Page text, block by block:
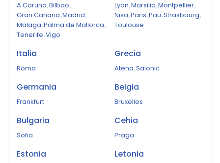
A Coruna,Bilbao,
Gran Canaria,Madrid,
Malaga,Palma de Mallorca,
Tenerife,Vigo
Lyon,Marsilia,Montpellier,
Nisa,Paris,Pau,Strasbourg,
Toulouse
Italia
Roma
Grecia
Atena,Salonic
Germania
Frankfurt
Belgia
Bruxelles
Bulgaria
Sofia
Cehia
Praga
Estonia Letonia